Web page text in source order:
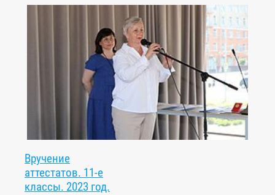
Вручение
аттестатов. 11-е
классы. 2023 год.